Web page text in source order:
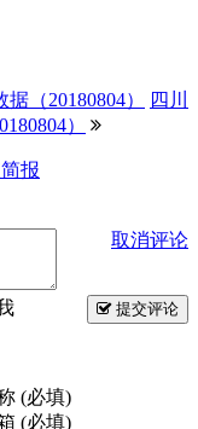
（20180804）
四川
）
报
取消评论
提交评论
(必填)
(必填)